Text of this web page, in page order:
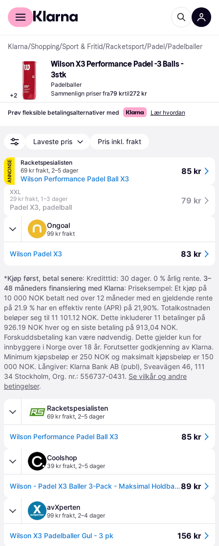
For kunder
Klarna/Shopping/Sport & Fritid/Racketsport/Padel /Padelballer
+2
Wilson X3 Performance Padel -3 Balls -
3stk
Padelballer
Sammenlign priser fra79 krtil272 kr
Prøv fleksible betalingsalternativer med Lær hvordan
Laveste pris Pris inkl. frakt
ANNONSE
Racketspesialisten
69 kr frakt, 2–5 dager
Wilson Performance Padel Ball X3
85 kr
XXL
29 kr frakt, 1–3 dager
Padel X3, padelball
79 kr
Ongoal
99 kr frakt
Wilson Padel X3 83 kr
*Kjøp først, betal senere: Kreditttid: 30 dager. 0 % årlig rente. 3–
48 måneders finansiering med Klarna: Priseksempel: Et kjøp på
10 000 NOK betalt ned over 12 måneder med en gjeldende rente
på 21.9 % har en effektiv rente (APR) på 21,90%. Totalkostnaden
beløper seg til 11 101.12 NOK. Dette inkluderer 11 betalinger på
926.19 NOK hver og en siste betaling på 913,04 NOK.
Forskuddsbetaling kan være nødvendig. Dette gjelder kun for
innbyggere i Norge over 18 år. Forutsetter godkjenning av Klarna.
Minimum kjøpsbeløp er 250 NOK og maksimalt kjøpsbeløp er 150
000 NOK. Långiver: Klarna Bank AB (publ), Sveavägen 46, 111
34 Stockholm, Org. nr.: 556737-0431. Se vilkår og andre
betingelser.
Racketspesialisten
69 kr frakt, 2–5 dager
Wilson Performance Padel Ball X3 85 kr
Coolshop
39 kr frakt, 2–5 dager
Wilson - Padel X3 Baller 3-Pack - Maksimal Holdbarhet på Alle Overflater - Dura-Weave Teknologi89 kr
avXperten
99 kr frakt, 2–4 dager
Wilson X3 Padelballer Gul - 3 pk 156 kr